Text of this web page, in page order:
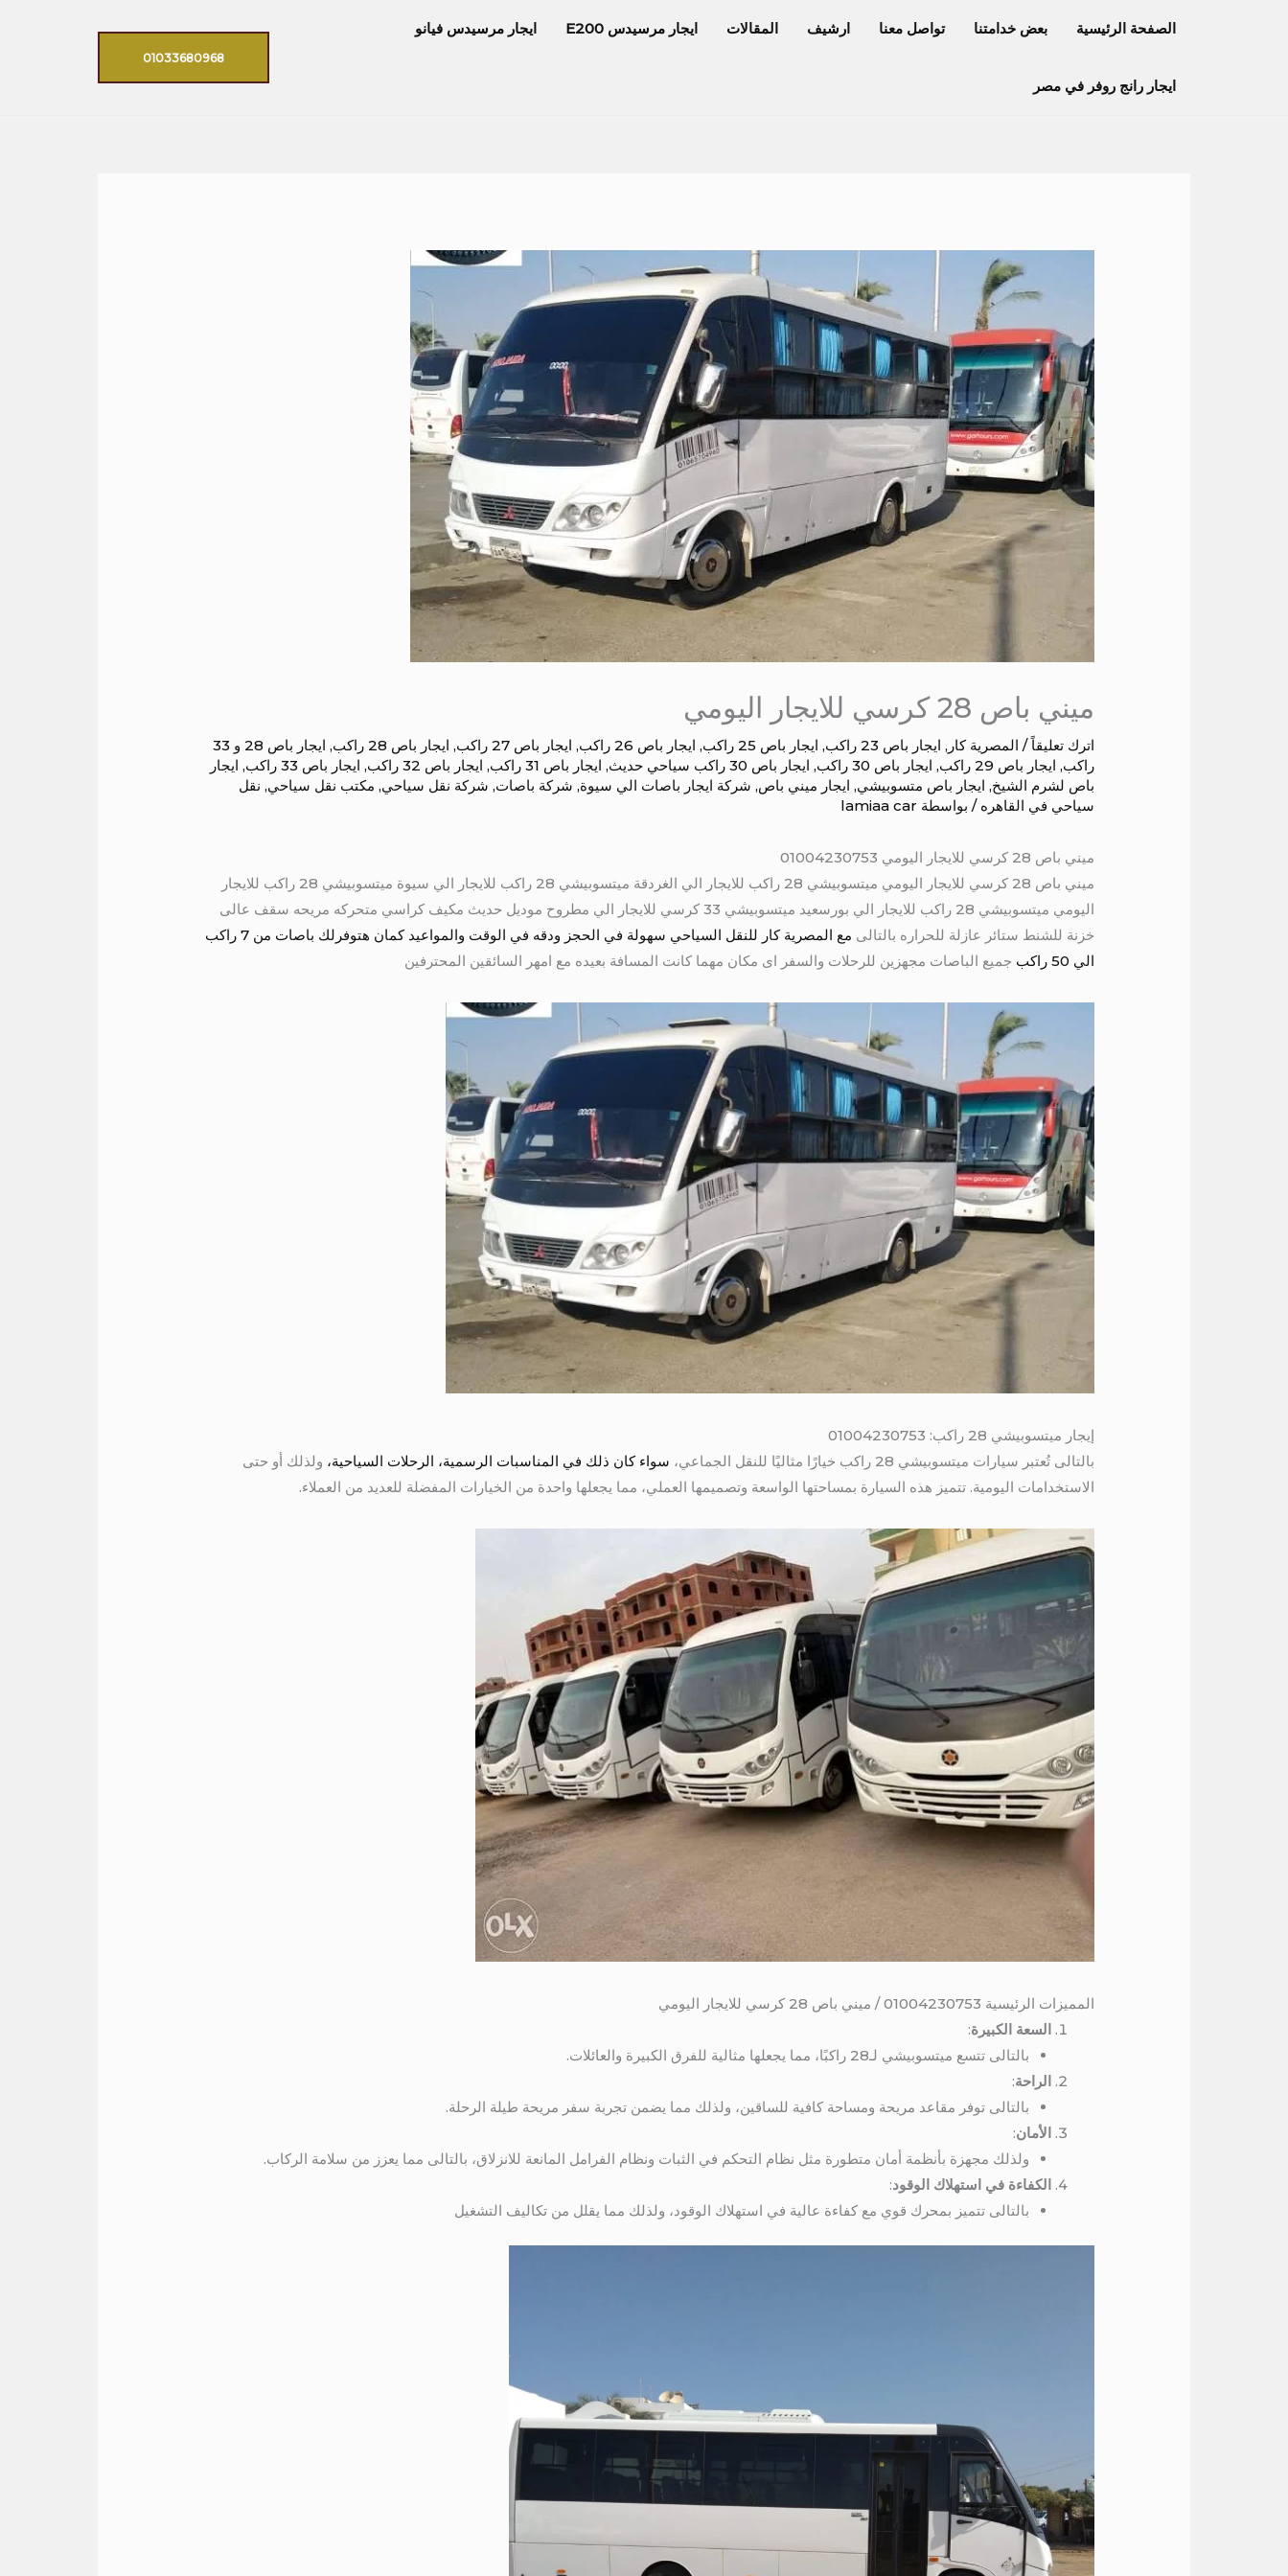
الصفحة الرئيسية بعض خدامتنا تواصل معنا ارشيف المقالات ايجار مرسيدس E200 ايجار مرسيدس فيانو
ايجار رانج روفر في مصر
01033680968
ميني باص 28 كرسي للايجار اليومي
اترك تعليقاً / المصرية كار , ايجار باص 23 راكب , ايجار باص 25 راكب , ايجار باص 26 راكب , ايجار باص 27 راكب , ايجار باص 28 راكب ,
ايجار باص 28 و 33
راكب, ايجار باص 29 راكب , ايجار باص 30 راكب , ايجار باص 30 راكب سياحي حديث , ايجار باص 31 راكب , ايجار باص 32 راكب , ايجار باص 33 راكب , ايجار
باص لشرم الشيخ, ايجار باص متسوبيشي, ايجار ميني باص, شركة ايجار باصات الي سيوة, شركة باصات, شركة نقل سياحي, مكتب نقل سياحي, نقل
سياحي في القاهره / بواسطة lamiaa car
ميني باص 28 كرسي للايجار اليومي 01004230753
ميني باص 28 كرسي للايجار اليومي ميتسوبيشي 28 راكب للايجار الي الغردقة ميتسوبيشي 28 راكب للايجار الي سيوة ميتسوبيشي 28 راكب للايجار
اليومي ميتسوبيشي 28 راكب للايجار الي بورسعيد ميتسوبيشي 33 كرسي للايجار الي مطروح موديل حديث مكيف كراسي متحركه مريحه سقف عالى
خزنة للشنط ستائر عازلة للحراره بالتالى
مع المصرية كار للنقل السياحي سهولة في الحجز ودقه في الوقت والمواعيد كمان هتوفرلك باصات من 7 راكب
الي 50 راكب
جميع الباصات مجهزين للرحلات والسفر اى مكان مهما كانت المسافة بعيده مع امهر السائقين المحترفين
إيجار ميتسوبيشي 28 راكب: 01004230753
بالتالى تُعتبر سيارات ميتسوبيشي 28 راكب خيارًا مثاليًا للنقل الجماعي،
سواء كان ذلك في المناسبات الرسمية، الرحلات السياحية، ولذلك أو حتى
الاستخدامات اليومية. تتميز هذه السيارة بمساحتها الواسعة وتصميمها العملي، مما يجعلها واحدة من الخيارات المفضلة للعديد من العملاء.
المميزات الرئيسية 01004230753 / ميني باص 28 كرسي للايجار اليومي
السعة الكبيرة:
بالتالى تتسع ميتسوبيشي لـ28 راكبًا، مما يجعلها مثالية للفرق الكبيرة والعائلات.
الراحة:
بالتالى توفر مقاعد مريحة ومساحة كافية للساقين، ولذلك مما يضمن تجربة سفر مريحة طيلة الرحلة.
الأمان:
ولذلك مجهزة بأنظمة أمان متطورة مثل نظام التحكم في الثبات ونظام الفرامل المانعة للانزلاق، بالتالى مما يعزز من سلامة الركاب.
الكفاءة في استهلاك الوقود:
بالتالى تتميز بمحرك قوي مع كفاءة عالية في استهلاك الوقود، ولذلك مما يقلل من تكاليف التشغيل